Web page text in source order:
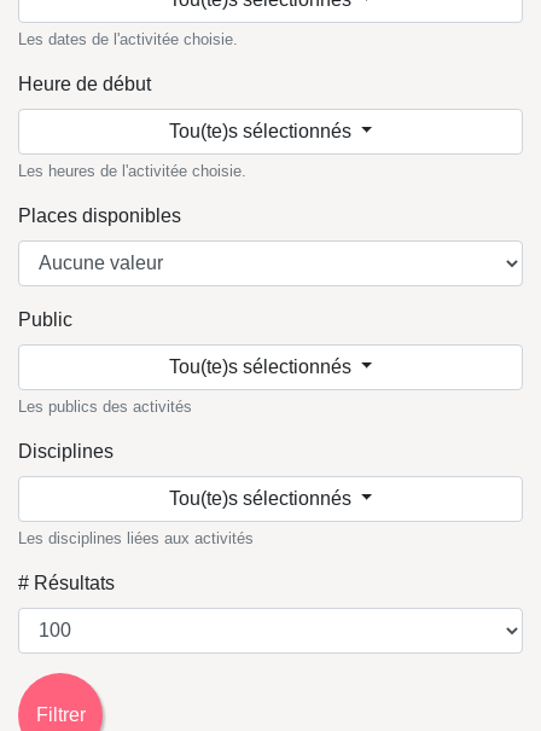
Les dates de l'activitée choisie.
Heure de début
Tou(te)s sélectionnés
Les heures de l'activitée choisie.
Places disponibles
Public
Tou(te)s sélectionnés
Les publics des activités
Disciplines
Tou(te)s sélectionnés
Les disciplines liées aux activités
# Résultats
Filtrer